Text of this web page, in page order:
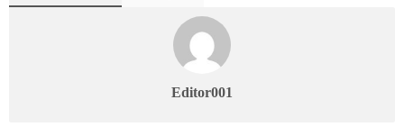
Editor001